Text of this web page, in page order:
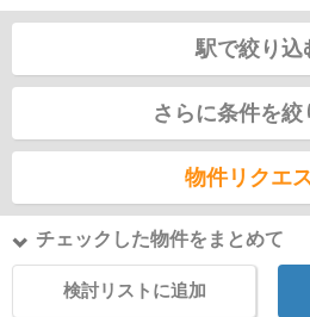
駅で絞り込
さらに条件を絞
物件リクエ
チェックした物件をまとめて
検討リストに追加